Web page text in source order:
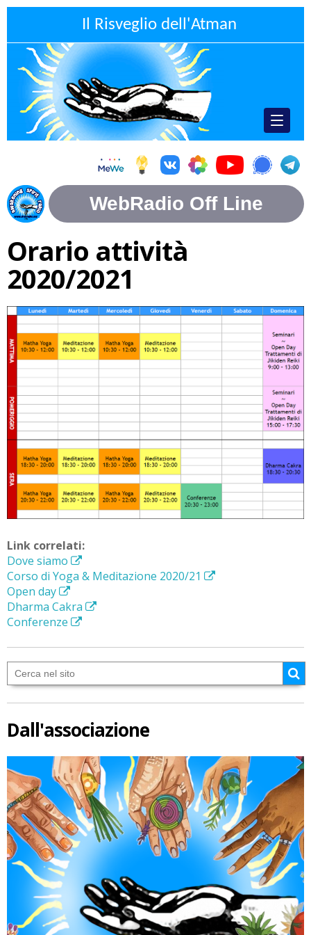
Il Risveglio dell'Atman
Orario attività
2020/2021
Link correlati:
Dove siamo
Corso di Yoga & Meditazione 2020/21
Open day
Dharma Cakra
Conferenze
Dall'associazione